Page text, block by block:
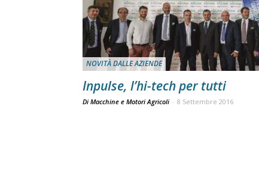
NOVITÀ DALLE AZIENDE
Inpulse, l’hi-tech per tutti
Di Macchine e Motori Agricoli - 8 Settembre 2016